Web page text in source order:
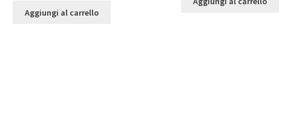
Aggiungi al carrello